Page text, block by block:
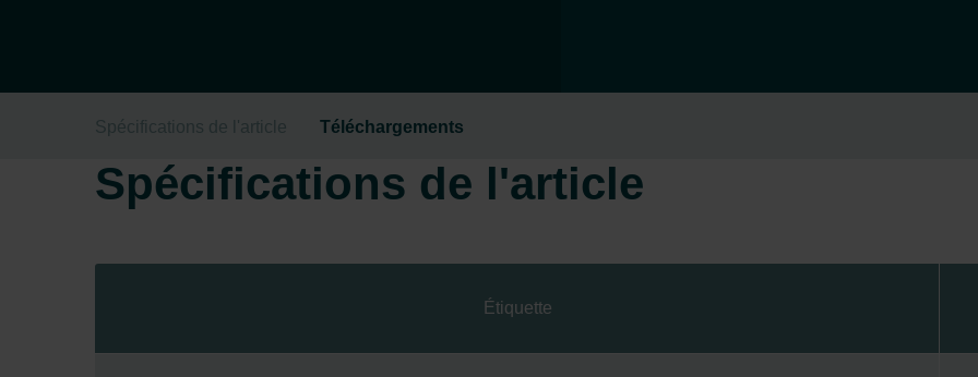
Spécifications de l'article Téléchargements
Spécifications de l'article
Étiquette